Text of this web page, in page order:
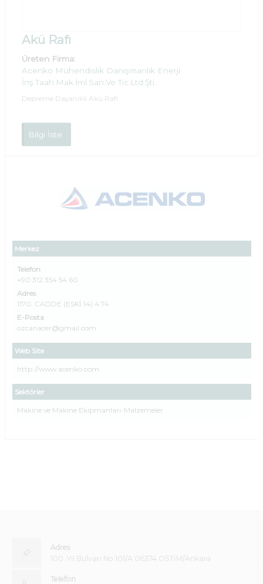
Merkez
Telefon
+90 312 354 54 60
Adres
1170. CADDE (ESKİ 14) 4 74
E-Posta
ozcanacer@gmail.com
Web Site
http://www.acenko.com
Sektörler
Makine ve Makine Ekipmanları-Malzemeler
Akü Rafı
Üreten Firma:
Acenko Mühendislik Danışmanlık Enerji
İnş.Taah.Mak.İml.San.Ve Tic.Ltd.Şti.
Depreme Dayanıklı Akü Rafı
Bilgi İste
Adres
100. Yıl Bulvarı No:101/A 06374 OSTİM/Ankara
Telefon